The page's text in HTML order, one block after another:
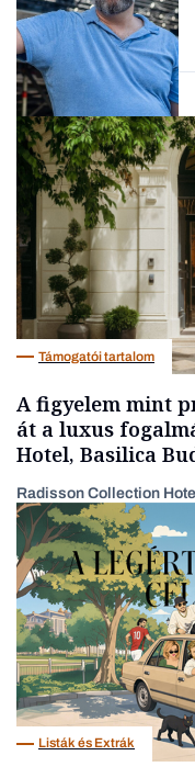
Forbes-sztori
Társadalom
Támogatói tartalom
A figyelem mint
át a luxus
Hotel, Basilica
Radisson Collection Hotel
Listák és Extrák